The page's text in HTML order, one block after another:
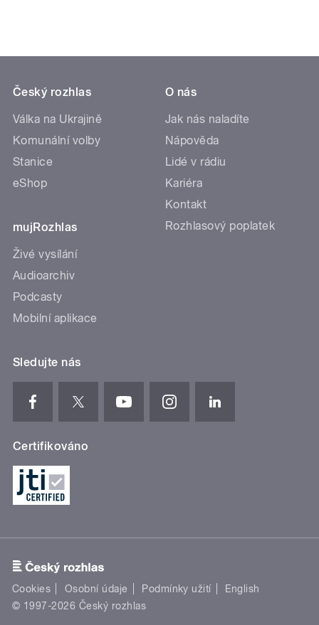
Český rozhlas
Válka na Ukrajině
Komunální volby
Stanice
eShop
mujRozhlas
Živé vysílání
Audioarchiv
Podcasty
Mobilní aplikace
O nás
Jak nás naladíte
Nápověda
Lidé v rádiu
Kariéra
Kontakt
Rozhlasový poplatek
Sledujte nás
Certifikováno
Cookies Osobní údaje Podmínky užití
English
© 1997-2026 Český rozhlas